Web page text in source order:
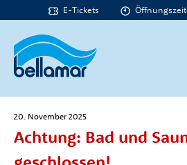
E-Tickets
20. November 2025
Achtung: Bad und